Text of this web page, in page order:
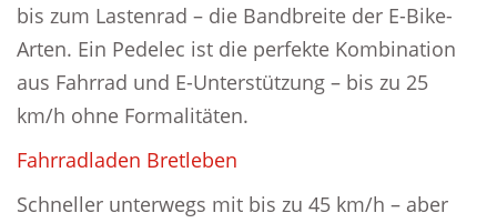
bis zum Lastenrad – die Bandbreite der E-Bike-
Arten. Ein Pedelec ist die perfekte Kombination
aus Fahrrad und E-Unterstützung – bis zu 25
km/h ohne Formalitäten.
Fahrradladen Bretleben
Schneller unterwegs mit bis zu 45 km/h – aber